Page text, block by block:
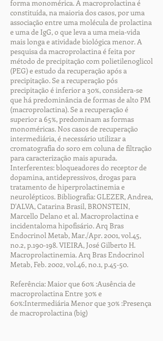
forma monomérica. A macroprolactina é
constituída, na maioria dos casos, por uma
associação entre uma molécula de prolactina
e uma de IgG, o que leva a uma meia-vida
mais longa e atividade biológica menor. A
pesquisa da macroprolactina é feita por
método de precipitação com polietilenoglicol
(PEG) e estudo da recuperação após a
precipitação. Se a recuperação pós
precipitação é inferior a 30%, considera-se
que há predominância de formas de alto PM
(macroprolactina). Se a recuperação é
superior a 65%, predominam as formas
monoméricas. Nos casos de recuperação
intermediária, é necessário utilizar a
cromatografia do soro em coluna de filtração
para caracterização mais apurada.
Interferentes: bloqueadores do receptor de
dopamina, antidepressivos, drogas para
tratamento de hiperprolactinemia e
neurolépticos. Bibliografia: GLEZER, Andrea,
D'ALVA, Catarina Brasil, BRONSTEIN,
Marcello Delano et al. Macroprolactina e
incidentaloma hipofisário. Arq Bras
Endocrinol Metab, Mar./Apr. 2001, vol.45,
no.2, p.190-198. VIEIRA, José Gilberto H.
Macroprolactinemia. Arq Bras Endocrinol
Metab, Feb. 2002, vol.46, no.1, p.45-50.
Referência: Maior que 60% :Ausência de
macroprolactina Entre 30% e
60%:Intermediária Menor que 30% :Presença
de macroprolactina (big)